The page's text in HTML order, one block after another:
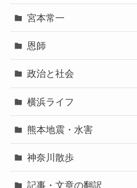
宮本常一
恩師
政治と社会
横浜ライフ
熊本地震・水害
神奈川散歩
記事・文章の翻訳